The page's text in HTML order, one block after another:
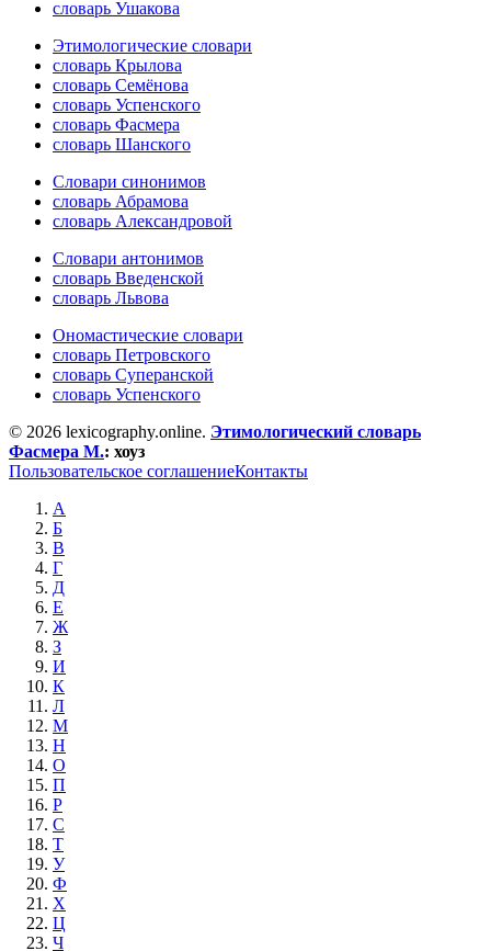
словарь Ушакова
Этимологические словари
словарь Крылова
словарь Семёнова
словарь Успенского
словарь Фасмера
словарь Шанского
Словари синонимов
словарь Абрамова
словарь Александровой
Словари антонимов
словарь Введенской
словарь Львова
Ономастические словари
словарь Петровского
словарь Суперанской
словарь Успенского
© 2026 lexicography.online. Этимологический словарь
Фасмера М.: хоуз
Пользовательское соглашениеКонтакты
А
Б
В
Г
Д
Е
Ж
З
И
К
Л
М
Н
О
П
Р
С
Т
У
Ф
Х
Ц
Ч